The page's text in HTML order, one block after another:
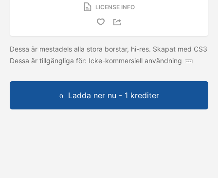
LICENSE INFO
Dessa är mestadels alla stora borstar, hi-res. Skapat med CS3
Dessa är tillgängliga för: Icke-kommersiell användning
Ladda ner nu - 1 krediter